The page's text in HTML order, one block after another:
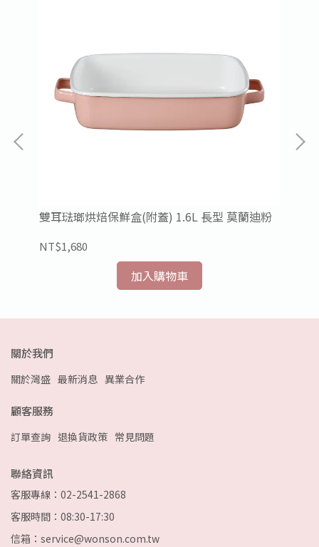
雙耳琺瑯烘焙保鮮盒(附蓋) 1.6L 長型 莫蘭迪粉
NT$1,680
加入購物車
關於我們
關於灣盛 最新消息 異業合作
顧客服務
訂單查詢 退換貨政策 常見問題
聯絡資訊
客服專線：02-2541-2868
客服時間：08:30-17:30
信箱：service@wonson.com.tw